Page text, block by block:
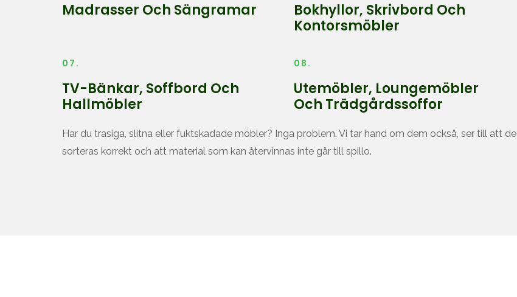
Madrasser Och Sängramar
Bokhyllor, Skrivbord Och
Kontorsmöbler
07.
TV-Bänkar, Soffbord Och
Hallmöbler
08.
Utemöbler, Loungemöbler
Och Trädgårdssoffor
Har du trasiga, slitna eller fuktskadade möbler? Inga problem. Vi tar hand om dem också, ser till att de
sorteras korrekt och att material som kan återvinnas inte går till spillo.